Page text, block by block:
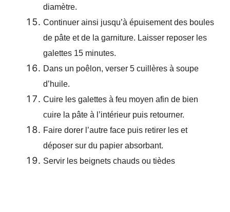
diamètre.
Continuer ainsi jusqu’à épuisement des boules
de pâte et de la garniture. Laisser reposer les
galettes 15 minutes.
Dans un poêlon, verser 5 cuillères à soupe
d’huile.
Cuire les galettes à feu moyen afin de bien
cuire la pâte à l’intérieur puis retourner.
Faire dorer l’autre face puis retirer les et
déposer sur du papier absorbant.
Servir les beignets chauds ou tièdes